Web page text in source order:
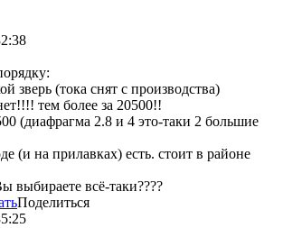
зверь (тока снят с производства)
тем более за 20500!!
(диафрагма 2.8 и 4 это-таки 2 большие
(и на прилавках) есть. стоит в районе
выбираете всё-таки????
Поделиться